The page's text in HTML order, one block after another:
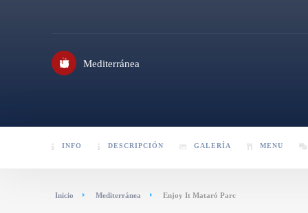
Mediterránea
INFO DESCRIPCIÓN GALERÍA MENU
Inicio Mediterránea Enjoy It Mataró Parc